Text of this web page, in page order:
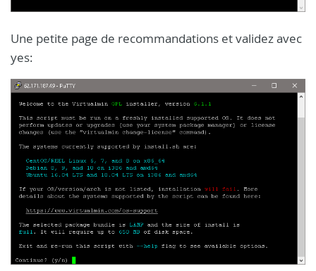
Une petite page de recommandations et validez avec
yes: